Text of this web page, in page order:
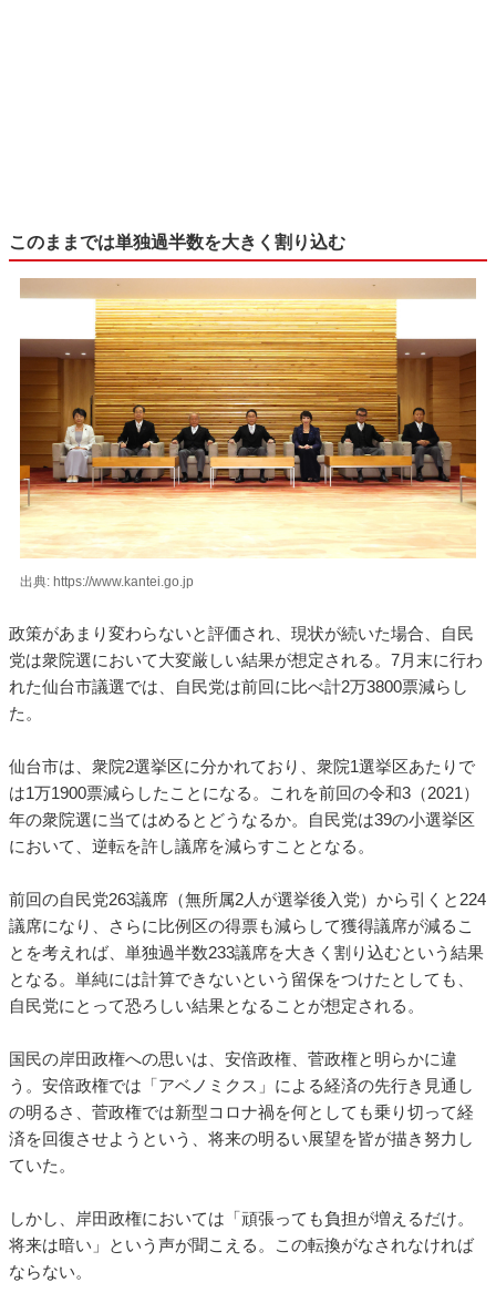
このままでは単独過半数を大きく割り込む
出典: https://www.kantei.go.jp
政策があまり変わらないと評価され、現状が続いた場合、自民
党は衆院選において大変厳しい結果が想定される。7月末に行わ
れた仙台市議選では、自民党は前回に比べ計2万3800票減らし
た。
仙台市は、衆院2選挙区に分かれており、衆院1選挙区あたりで
は1万1900票減らしたことになる。これを前回の令和3（2021）
年の衆院選に当てはめるとどうなるか。自民党は39の小選挙区
において、逆転を許し議席を減らすこととなる。
前回の自民党263議席（無所属2人が選挙後入党）から引くと224
議席になり、さらに比例区の得票も減らして獲得議席が減るこ
とを考えれば、単独過半数233議席を大きく割り込むという結果
となる。単純には計算できないという留保をつけたとしても、
自民党にとって恐ろしい結果となることが想定される。
国民の岸田政権への思いは、安倍政権、菅政権と明らかに違
う。安倍政権では「アベノミクス」による経済の先行き見通し
の明るさ、菅政権では新型コロナ禍を何としても乗り切って経
済を回復させようという、将来の明るい展望を皆が描き努力し
ていた。
しかし、岸田政権においては「頑張っても負担が増えるだけ。
将来は暗い」という声が聞こえる。この転換がなされなければ
ならない。